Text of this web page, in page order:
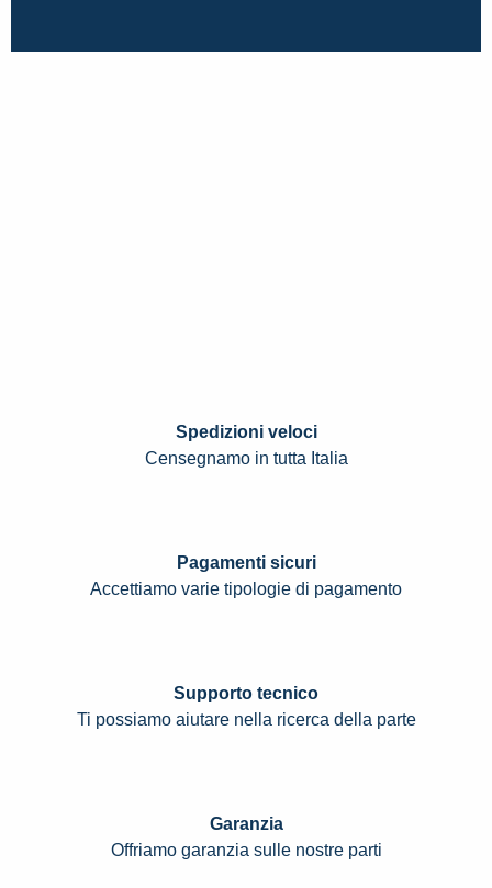
Spedizioni veloci
Censegnamo in tutta Italia
Pagamenti sicuri
Accettiamo varie tipologie di pagamento
Supporto tecnico
Ti possiamo aiutare nella ricerca della parte
Garanzia
Offriamo garanzia sulle nostre parti